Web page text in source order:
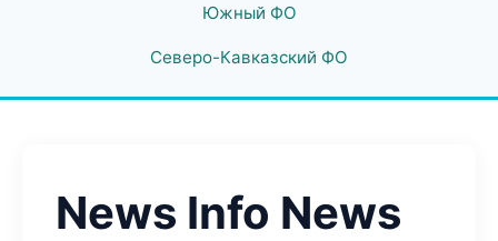
Южный ФО
Северо-Кавказский ФО
News Info News